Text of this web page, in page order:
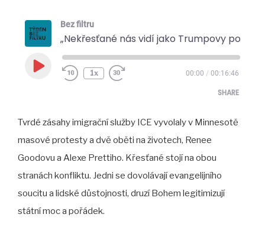
Bez filtru
Play
Episode
1x 00:00 / 00:16:46
SHARE
SHARE
EMBED
Tvrdé zásahy imigrační služby ICE vyvolaly v Minnesotě
masové protesty a dvě oběti na životech, Renee
Goodovu a Alexe Prettiho. Křesťané stojí na obou
stranách konfliktu. Jedni se dovolávají evangelijního
soucitu a lidské důstojnosti, druzí Bohem legitimizují
státní moc a pořádek.